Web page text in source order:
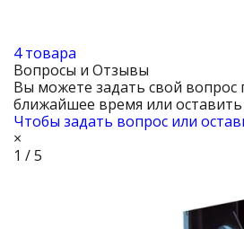
4 товара
Вопросы и Отзывы
Вы можете задать свой
ближайшее время или
Чтобы задать вопрос или
×
1 / 5